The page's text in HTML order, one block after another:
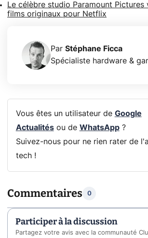
Le célèbre studio Paramount Pictures
films originaux pour Netflix
Par Stéphane Ficca
Spécialiste hardware &
Vous êtes un utilisateur de Google
Actualitésou de WhatsApp?
Suivez-nous pour ne rien rater de
tech !
Commentaires 0
Participer à la discussion
Partagez votre avis avec la communauté